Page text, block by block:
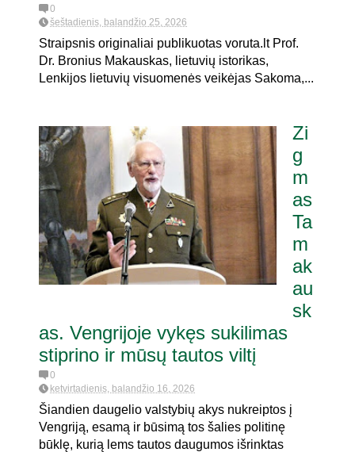
0
šeštadienis, balandžio 25, 2026
Straipsnis originaliai publikuotas voruta.lt Prof.
Dr. Bronius Makauskas, lietuvių istorikas,
Lenkijos lietuvių visuomenės veikėjas Sakoma,...
Zi
g
m
as
Ta
m
ak
au
sk
as. Vengrijoje vykęs sukilimas
stiprino ir mūsų tautos viltį
0
ketvirtadienis, balandžio 16, 2026
Šiandien daugelio valstybių akys nukreiptos į
Vengriją, esamą ir būsimą tos šalies politinę
būklę, kurią lems tautos daugumos išrinktas